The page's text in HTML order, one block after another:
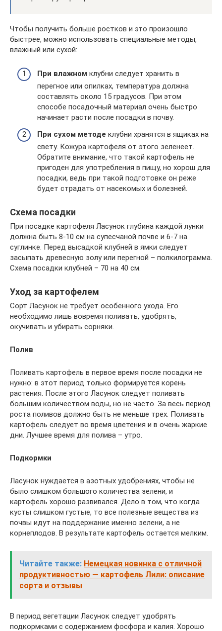
Чтобы получить больше ростков и это произошло
быстрее, можно использовать специальные методы,
влажный или сухой:
При влажном клубни следует хранить в
перегное или опилках, температура должна
составлять около 15 градусов. При этом
способе посадочный материал очень быстро
начинает расти после посадки в почву.
При сухом методе клубни хранятся в ящиках на
свету. Кожура картофеля от этого зеленеет.
Обратите внимание, что такой картофель не
пригоден для употребления в пищу, но хорош для
посадки, ведь при такой подготовке он реже
будет страдать от насекомых и болезней.
Схема посадки
При посадке картофеля Ласунок глубина каждой лунки
должна быть 8-10 см на супесчаной почве и 6-7 на
суглинке. Перед высадкой клубней в ямки следует
засыпать древесную золу или перегной – полкилограмма.
Схема посадки клубней – 70 на 40 см.
Уход за картофелем
Сорт Ласунок не требует особенного ухода. Его
необходимо лишь вовремя поливать, удобрять,
окучивать и убирать сорняки.
Полив
Поливать картофель в первое время после посадки не
нужно: в этот период только формируется корень
растения. После этого Ласунок следует поливать
большим количеством воды, но не часто. За весь период
роста поливов должно быть не меньше трех. Поливать
картофель следует во время цветения и в очень жаркие
дни. Лучшее время для полива – утро.
Подкормки
Ласунок нуждается в азотных удобрениях, чтобы не
было слишком большого количества зелени, и
картофель хорошо развивался. Дело в том, что когда
кусты слишком густые, то все полезные вещества из
почвы идут на поддержание именно зелени, а не
корнеплодов. В результате картофель остается мелким.
Читайте также: Немецкая новинка с отличной
продуктивностью — картофель Лили: описание
сорта и отзывы
В период вегетации Ласунок следует удобрять
подкормками с содержанием фосфора и калия. Хорошо